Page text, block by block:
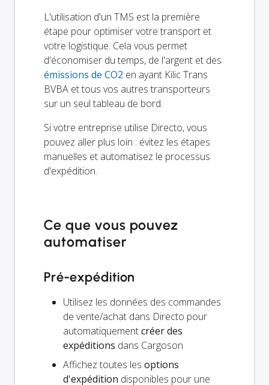
L'utilisation d'un TMS est la première
étape pour optimiser votre transport et
votre logistique. Cela vous permet
d'économiser du temps, de l'argent et des
émissions de CO2 en ayant Kilic Trans
BVBA et tous vos autres transporteurs
sur un seul tableau de bord.
Si votre entreprise utilise Directo, vous
pouvez aller plus loin : évitez les étapes
manuelles et automatisez le processus
d'expédition.
Ce que vous pouvez
automatiser
Pré-expédition
Utilisez les données des commandes
de vente/achat dans Directo pour
automatiquementcréer des
expéditions dans Cargoson
Affichez toutes les options
d'expédition disponibles pour une